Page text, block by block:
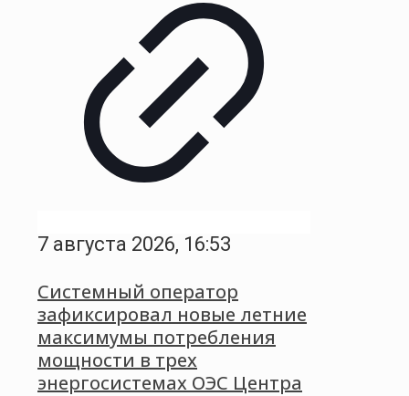
7 августа 2026, 16:53
Системный оператор
зафиксировал новые летние
максимумы потребления
мощности в трех
энергосистемах ОЭС Центра